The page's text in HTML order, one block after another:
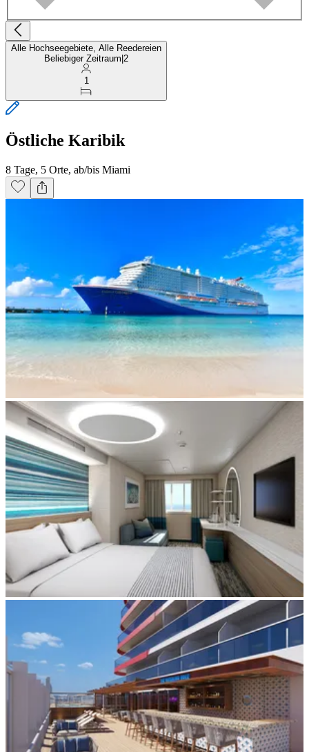
Alle Hochseegebiete, Alle Reedereien
Beliebiger Zeitraum 2
1
Östliche Karibik
8 Tage, 5 Orte, ab/bis Miami